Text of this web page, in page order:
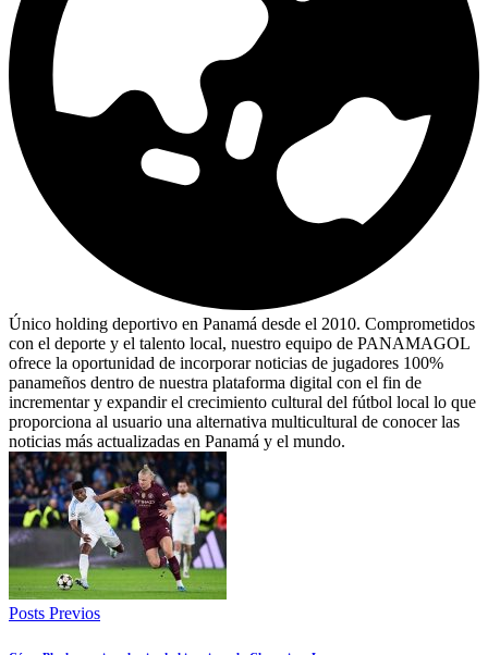
Único holding deportivo en Panamá desde el 2010. Comprometidos
con el deporte y el talento local, nuestro equipo de PANAMAGOL
ofrece la oportunidad de incorporar noticias de jugadores 100%
panameños dentro de nuestra plataforma digital con el fin de
incrementar y expandir el crecimiento cultural del fútbol local lo que
proporciona al usuario una alternativa multicultural de conocer las
noticias más actualizadas en Panamá y el mundo.
Posts Previos